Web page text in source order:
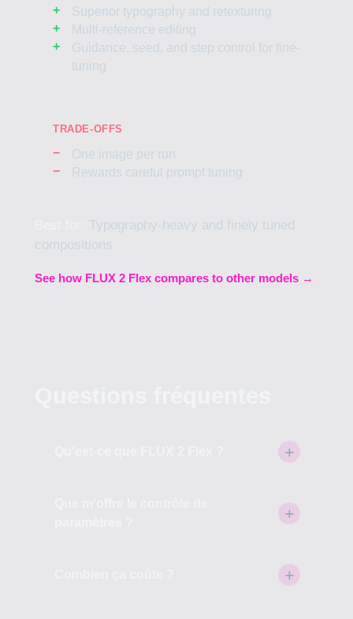
Superior typography and retexturing
Multi-reference editing
Guidance, seed, and step control for fine-
tuning
TRADE-OFFS
One image per run
Rewards careful prompt tuning
Typography-heavy and finely tuned
compositions
See how FLUX 2 Flex compares to other models →